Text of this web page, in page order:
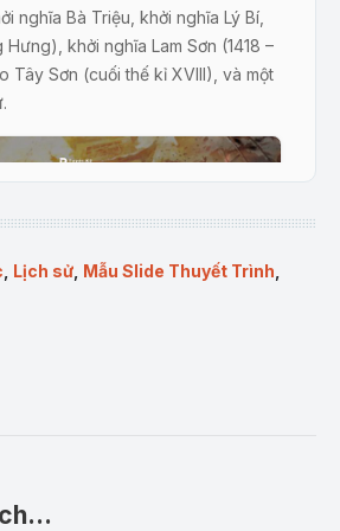
nghĩa Bà Triệu, khởi nghĩa Lý Bí,
khởi nghĩa Lam Sơn (1418 –
Tây Sơn (cuối thế kỉ XVIII), và một
Lịch sử Mẫu Slide Thuyết Trình